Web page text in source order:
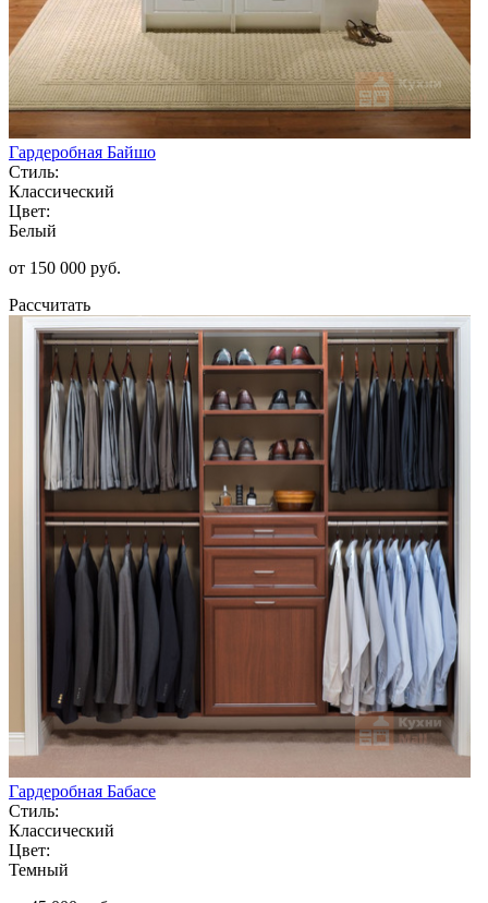
Гардеробная Байшо
Стиль:
Классический
Цвет:
Белый
от 150 000 руб.
Рассчитать
Гардеробная Бабасе
Стиль:
Классический
Цвет:
Темный